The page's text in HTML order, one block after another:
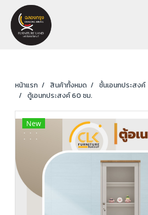
หน้าแรก สินค้าทั้งหมด
ชั้นเอนกประสงค์
ตู้เอนกประสงค์ 60 ซม.
New